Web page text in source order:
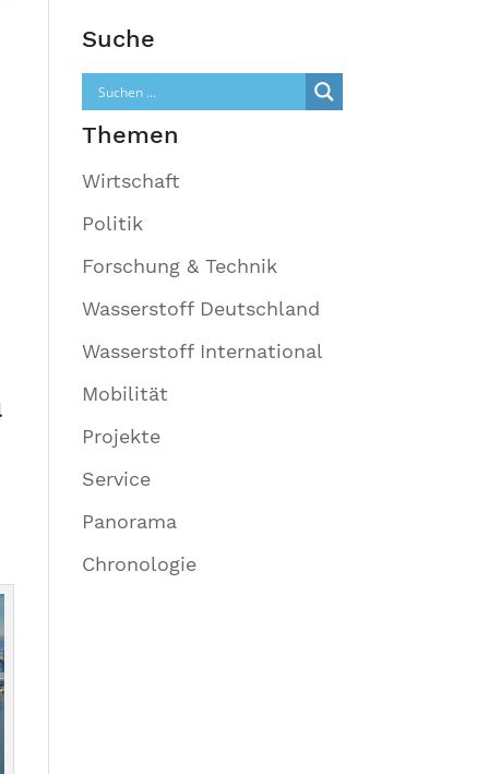
Suche
Themen
Wirtschaft
Politik
Forschung & Technik
Wasserstoff Deutschland
Wasserstoff International
Mobilität
Projekte
Service
Panorama
Chronologie